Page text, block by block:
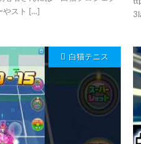
やスト […]
白猫テニス